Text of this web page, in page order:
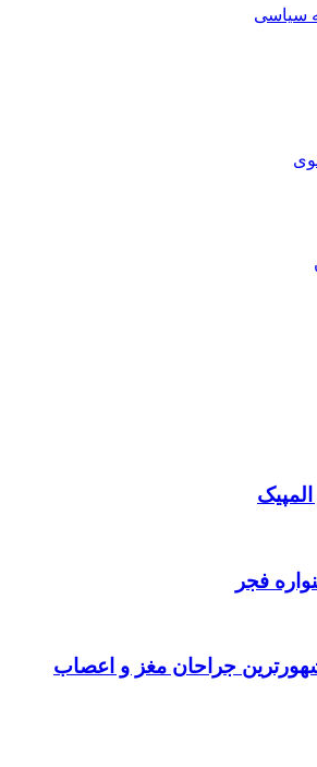
سیاسی
فجر
جراحان مغز و اعصاب